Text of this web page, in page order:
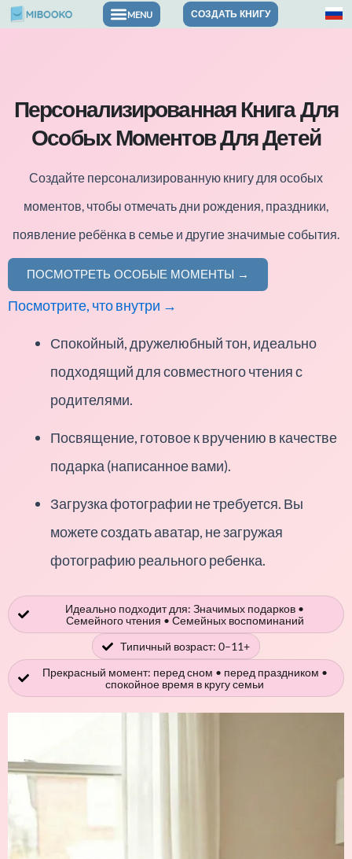
Перейти
СОЗДАТЬ КНИГУ
Персонализированная Книга Для
Особых Моментов Для Детей
Создайте персонализированную книгу для особых
моментов, чтобы отмечать дни рождения, праздники,
появление ребёнка в семье и другие значимые события.
ПОСМОТРЕТЬ ОСОБЫЕ МОМЕНТЫ →
Посмотрите, что внутри →
Спокойный, дружелюбный тон, идеально
подходящий для совместного чтения с
родителями.
Посвящение, готовое к вручению в качестве
подарка (написанное вами).
Загрузка фотографии не требуется. Вы
можете создать аватар, не загружая
фотографию реального ребенка.
Идеально подходит для: Значимых подарков •
Семейного чтения • Семейных воспоминаний
Типичный возраст: 0–11+
Прекрасный момент: перед сном • перед праздником •
спокойное время в кругу семьи